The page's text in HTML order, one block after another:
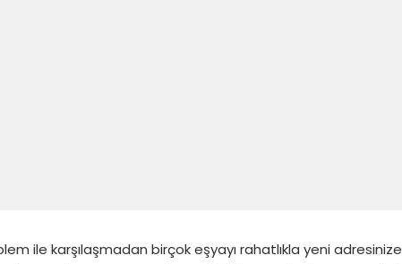
ile karşılaşmadan birçok eşyayı rahatlıkla yeni adresinize